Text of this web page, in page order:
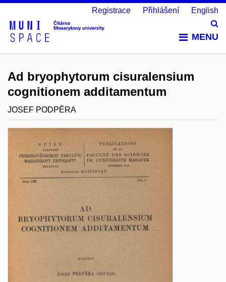
MENU
Registrace Přihlášení English
Ad bryophytorum cisuralensium
cognitionem additamentum
JOSEF PODPĚRA